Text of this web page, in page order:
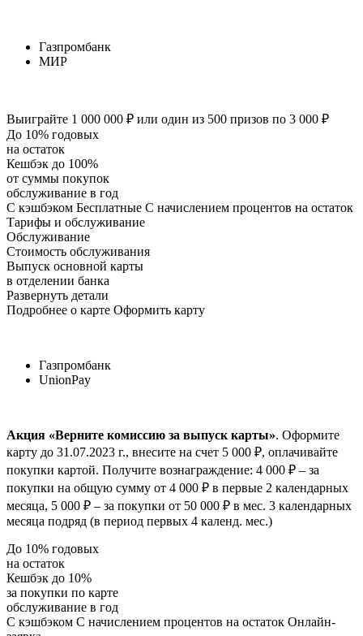
Газпромбанк
МИР
Выиграйте 1 000 000 ₽ или один из 500 призов по 3 000 ₽
До 10% годовых
на остаток
Кешбэк до 100%
от суммы покупок
обслуживание в год
С кэшбэком Бесплатные С начислением процентов на остаток
Тарифы и обслуживание
Обслуживание
Стоимость обслуживания
Выпуск основной карты
в отделении банка
Развернуть детали
Подробнее о карте Оформить карту
Газпромбанк
UnionPay
Акция «Верните комиссию за выпуск карты». Оформите
карту до 31.07.2023 г., внесите на счет 5 000 ₽, оплачивайте
покупки картой. Получите вознаграждение: 4 000 ₽ – за
покупки на общую сумму от 4 000 ₽ в первые 2 календарных
месяца, 5 000 ₽ – за покупки от 50 000 ₽ в мес. 3 календарных
месяца подряд (в период первых 4 календ. мес.)
До 10% годовых
на остаток
Кешбэк до 10%
за покупки по карте
обслуживание в год
С кэшбэком С начислением процентов на остаток Онлайн-